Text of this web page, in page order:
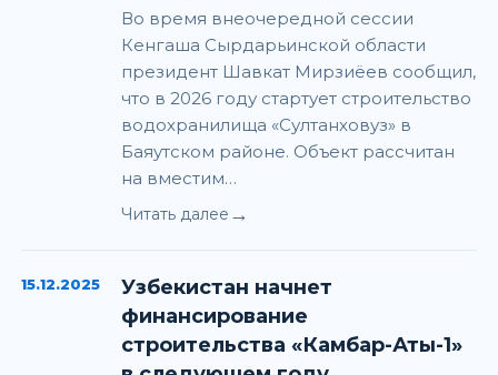
Во время внеочередной сессии
Кенгаша Сырдарьинской области
президент Шавкат Мирзиёев сообщил,
что в 2026 году стартует строительство
водохранилища «Султанховуз» в
Баяутском районе. Объект рассчитан
на вместим…
Читать далее →
15.12.2025
Узбекистан начнет
финансирование
строительства «Камбар-Аты-1»